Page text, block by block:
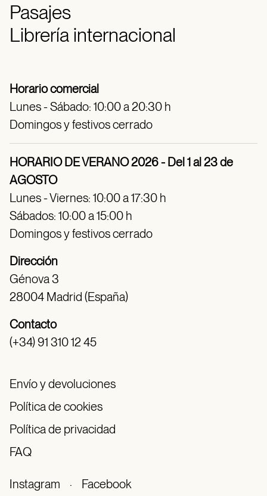
Pasajes
Librería internacional
Horario comercial
Lunes - Sábado: 10:00 a 20:30 h
Domingos y festivos cerrado
HORARIO DE VERANO 2026 - Del 1 al 23 de
AGOSTO
Lunes - Viernes: 10:00 a 17:30 h
Sábados: 10:00 a 15:00 h
Domingos y festivos cerrado
Dirección
Génova 3
28004 Madrid (España)
Contacto
(+34) 91 310 12 45
Envío y devoluciones
Política de cookies
Política de privacidad
FAQ
Instagram · Facebook